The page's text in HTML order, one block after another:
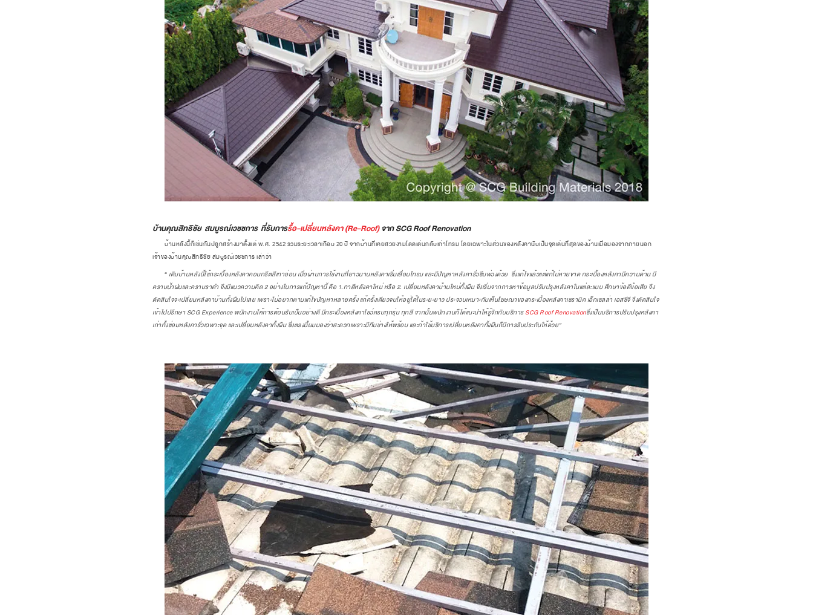
บ้านคุณสิทธิชัย สมบูรณ์เวชชการ ที่รับการรื้อ-เปลี่ยนหลังคา (Re-Roof)จาก SCG Roof Renovation
บ้านหลังนี้ก็เช่นกันปลูกสร้างมาตั้งแต่ พ.ศ. 2542 รวมระยะเวลาเกือบ 20 ปี จากบ้านที่เคยสวยงามโดดเด่นกลับเก่าโทรม โดยเฉพาะในส่วนของหลังคานับเป็นจุดเด่นที่สุดของบ้านเมื่อมองจากภายนอก
เจ้าของบ้านคุณสิทธิชัย สมบูรณ์เวชชการ เล่าว่า
“เดิมบ้านหลังนี้ใช้กระเบื้องหลังคาคอนกรีตสีเทาอ่อน เมื่อผ่านการใช้งานที่ยาวนานหลังคาเริ่มเสื่อมโทรม และมีปัญหาหลังคารั่วซึมพ่วงด้วย ซึ่งแก้ไขแล้วแต่แก้ไม่หายขาด กระเบื้องหลังคามีความด้าน มี
คราบน้ำฝนและคราบราดำ จึงมีแนวความคิด 2 อย่างในการแก้ปัญหานี้ คือ 1.ทาสีหลังคาใหม่ หรือ 2. เปลี่ยนหลังคาบ้านใหม่ทั้งผืน จึงเริ่มจากการหาข้อมูลปรับปรุงหลังคาในแต่ละแบบ ศึกษาข้อดีข้อเสีย จึง
ตัดสินใจจะเปลี่ยนหลังคาบ้านทั้งผืนไปเลย เพราะไม่อยากตามแก้ไขปัญหาหลายครั้ง แก้ครั้งเดียวจบให้อยู่ได้ในระยะยาว ประจวบเหมาะกับเห็นโฆษณาของกระเบื้องหลังคาเซรามิค เอ็กเซลล่า เอสซีจี จึงตัดสินใจ
เข้าไปปรึกษาSCG Experienceพนักงานให้การต้อนรับเป็นอย่างดี มีกระเบื้องหลังคาโชว์ครบทุกรุ่น ทุกสี จากนั้นพนักงานก็ได้แนะนำให้รู้จักกับบริการSCG Roof Renovationซึ่งเป็นบริการปรับปรุงหลังคา
เก่าทั้งซ่อมหลังคารั่วเฉพาะจุด และเปลี่ยนหลังคาทั้งผืน ซึ่งตรงนี้ผมมองว่าสะดวกเพราะมีทีมช่างให้พร้อม และถ้าใช้บริการเปลี่ยนหลังคาทั้งผืนก็มีการรับประกันให้ด้วย”